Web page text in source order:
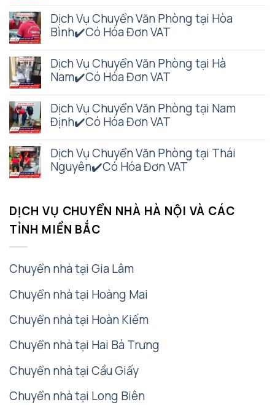
Dịch Vụ Chuyển Văn Phòng tại Hòa
Bình✔️Có Hóa Đơn VAT
Dịch Vụ Chuyển Văn Phòng tại Hà
Nam✔️Có Hóa Đơn VAT
Dịch Vụ Chuyển Văn Phòng tại Nam
Định✔️Có Hóa Đơn VAT
Dịch Vụ Chuyển Văn Phòng tại Thái
Nguyên✔️Có Hóa Đơn VAT
DỊCH VỤ CHUYỂN NHÀ HÀ NỘI VÀ CÁC
TỈNH MIỀN BẮC
Chuyển nhà tại Gia Lâm
Chuyển nhà tại Hoàng Mai
Chuyển nhà tại Hoàn Kiếm
Chuyển nhà tại Hai Bà Trưng
Chuyển nhà tại Cầu Giấy
Chuyển nhà tại Long Biên